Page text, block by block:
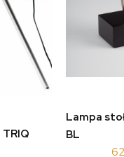
Lampa
BL